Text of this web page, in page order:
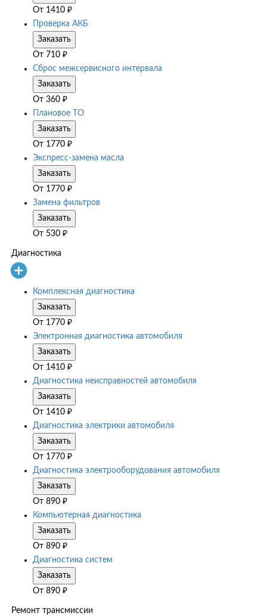
От 1410 ₽
Проверка АКБ
Заказать
От 710 ₽
Сброс межсервисного интервала
Заказать
От 360 ₽
Плановое ТО
Заказать
От 1770 ₽
Экспресс-замена масла
Заказать
От 1770 ₽
Замена фильтров
Заказать
От 530 ₽
Диагностика
Комплексная диагностика
Заказать
От 1770 ₽
Электронная диагностика автомобиля
Заказать
От 1410 ₽
Диагностика неисправностей автомобиля
Заказать
От 1410 ₽
Диагностика электрики автомобиля
Заказать
От 1770 ₽
Диагностика электрооборудования автомобиля
Заказать
От 890 ₽
Компьютерная диагностика
Заказать
От 890 ₽
Диагностика систем
Заказать
От 890 ₽
Ремонт трансмиссии